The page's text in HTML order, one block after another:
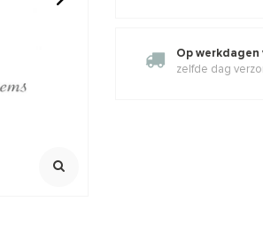
cabochon oorstekers
Op werkdagen
zelfde dag